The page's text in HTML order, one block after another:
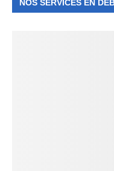
NOS SERVICES EN